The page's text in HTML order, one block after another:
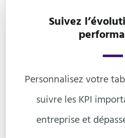
Suivez
Personnalisez votre
suivre les KPI
entreprise et